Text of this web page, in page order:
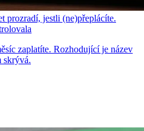
prozradí, jestli (ne)přeplácíte.
zaplatíte. Rozhodující je název
skrývá.